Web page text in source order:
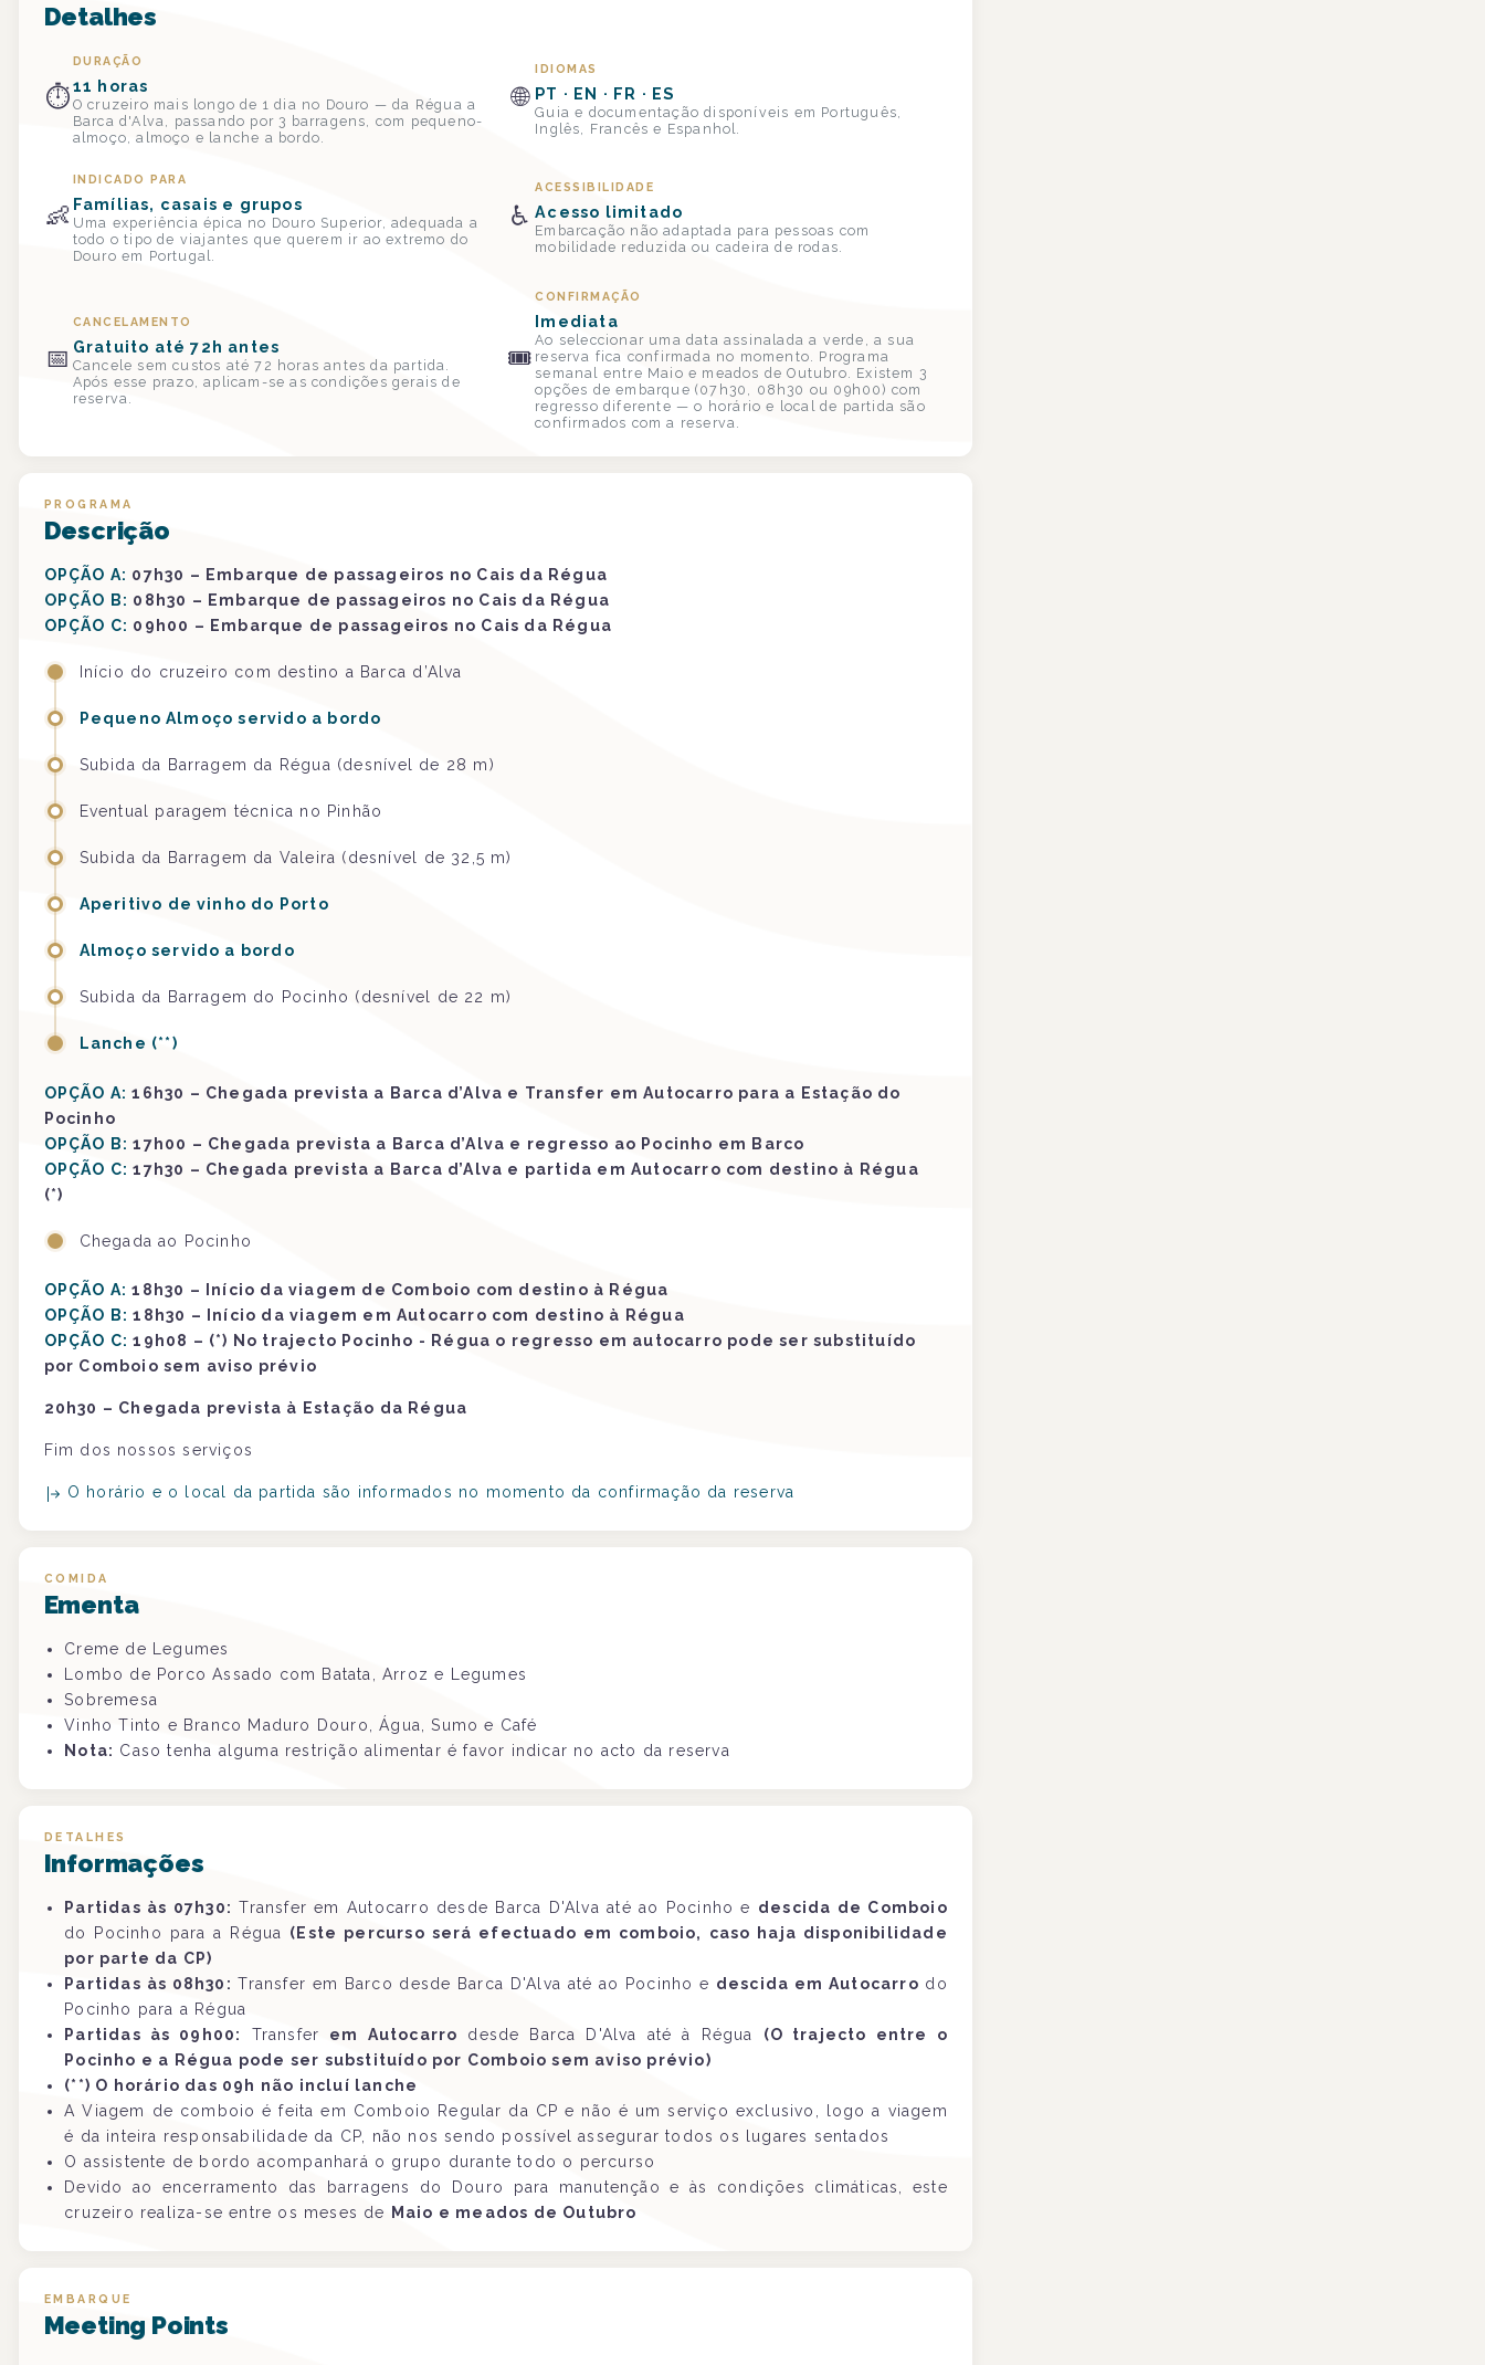
Detalhes
⏱
DURAÇÃO
11 horas
O cruzeiro mais longo de 1 dia no Douro — da Régua a
Barca d'Alva, passando por 3 barragens, com pequeno-
almoço, almoço e lanche a bordo.
🌐
IDIOMAS
PT · EN · FR · ES
Guia e documentação disponíveis em Português,
Inglês, Francês e Espanhol.
👶
INDICADO PARA
Famílias, casais e grupos
Uma experiência épica no Douro Superior, adequada a
todo o tipo de viajantes que querem ir ao extremo do
Douro em Portugal.
♿
ACESSIBILIDADE
Acesso limitado
Embarcação não adaptada para pessoas com
mobilidade reduzida ou cadeira de rodas.
📅
CANCELAMENTO
Gratuito até 72h antes
Cancele sem custos até 72 horas antes da partida.
Após esse prazo, aplicam-se as condições gerais de
reserva.
🎟
CONFIRMAÇÃO
Imediata
Ao seleccionar uma data assinalada a verde, a sua
reserva fica confirmada no momento. Programa
semanal entre Maio e meados de Outubro. Existem 3
opções de embarque (07h30, 08h30 ou 09h00) com
regresso diferente — o horário e local de partida são
confirmados com a reserva.
PROGRAMA
Descrição
OPÇÃO A: 07h30 – Embarque de passageiros no Cais da Régua
OPÇÃO B: 08h30 – Embarque de passageiros no Cais da Régua
OPÇÃO C: 09h00 – Embarque de passageiros no Cais da Régua
Início do cruzeiro com destino a Barca d’Alva
Pequeno Almoço servido a bordo
Subida da Barragem da Régua (desnível de 28 m)
Eventual paragem técnica no Pinhão
Subida da Barragem da Valeira (desnível de 32,5 m)
Aperitivo de vinho do Porto
Almoço servido a bordo
Subida da Barragem do Pocinho (desnível de 22 m)
Lanche (**)
OPÇÃO A: 16h30 – Chegada prevista a Barca d’Alva e Transfer em Autocarro para a Estação do
Pocinho
OPÇÃO B: 17h00 – Chegada prevista a Barca d’Alva e regresso ao Pocinho em Barco
OPÇÃO C: 17h30 – Chegada prevista a Barca d’Alva e partida em Autocarro com destino à Régua
(*)
Chegada ao Pocinho
OPÇÃO A: 18h30 – Início da viagem de Comboio com destino à Régua
OPÇÃO B: 18h30 – Início da viagem em Autocarro com destino à Régua
OPÇÃO C: 19h08 – (*) No trajecto Pocinho - Régua o regresso em autocarro pode ser substituído
por Comboio sem aviso prévio
20h30 – Chegada prevista à Estação da Régua
Fim dos nossos serviços
O horário e o local da partida são informados no momento da confirmação da reserva
COMIDA
Ementa
Creme de Legumes
Lombo de Porco Assado com Batata, Arroz e Legumes
Sobremesa
Vinho Tinto e Branco Maduro Douro, Água, Sumo e Café
Nota: Caso tenha alguma restrição alimentar é favor indicar no acto da reserva
DETALHES
Informações
Partidas às 07h30: Transfer em Autocarro desde Barca D'Alva até ao Pocinho e descida de Comboio
do Pocinho para a Régua ( Este percurso será efectuado em comboio, caso haja disponibilidade
por parte da CP)
Partidas às 08h30: Transfer em Barco desde Barca D'Alva até ao Pocinho e descida em Autocarro do
Pocinho para a Régua
Partidas às 09h00:
Transfer em Autocarro desde Barca D'Alva até à Régua (O trajecto entre o
Pocinho e a Régua pode ser substituído por Comboio sem aviso prévio)
(**) O horário das 09h não incluí lanche
A Viagem de comboio é feita em Comboio Regular da CP e não é um serviço exclusivo, logo a viagem
é da inteira responsabilidade da CP, não nos sendo possível assegurar todos os lugares sentados
O assistente de bordo acompanhará o grupo durante todo o percurso
Devido ao encerramento das barragens do Douro para manutenção e às condições climáticas, este
cruzeiro realiza-se entre os meses de
Maio e meados de Outubro
EMBARQUE
Meeting Points